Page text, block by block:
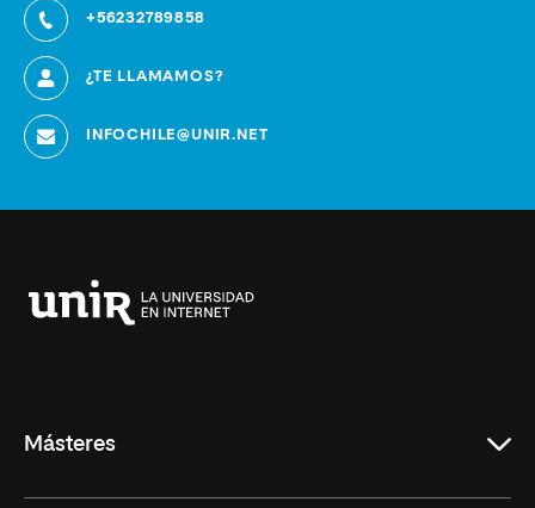
+56232789858
¿TE LLAMAMOS?
INFOCHILE@UNIR.NET
Másteres